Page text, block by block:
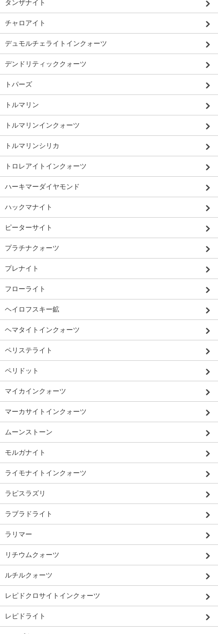
タンザナイト
チャロアイト
デュモルチェライトインクォーツ
デンドリティッククォーツ
トパーズ
トルマリン
トルマリンインクォーツ
トルマリンシリカ
トロレアイトインクォーツ
ハーキマーダイヤモンド
ハックマナイト
ピーターサイト
プラチナクォーツ
プレナイト
フローライト
ヘイロフスキー鉱
ヘマタイトインクォーツ
ペリステライト
ペリドット
マイカインクォーツ
マーカサイトインクォーツ
ムーンストーン
モルガナイト
ライモナイトインクォーツ
ラピスラズリ
ラブラドライト
ラリマー
リチウムクォーツ
ルチルクォーツ
レピドクロサイトインクォーツ
レピドライト